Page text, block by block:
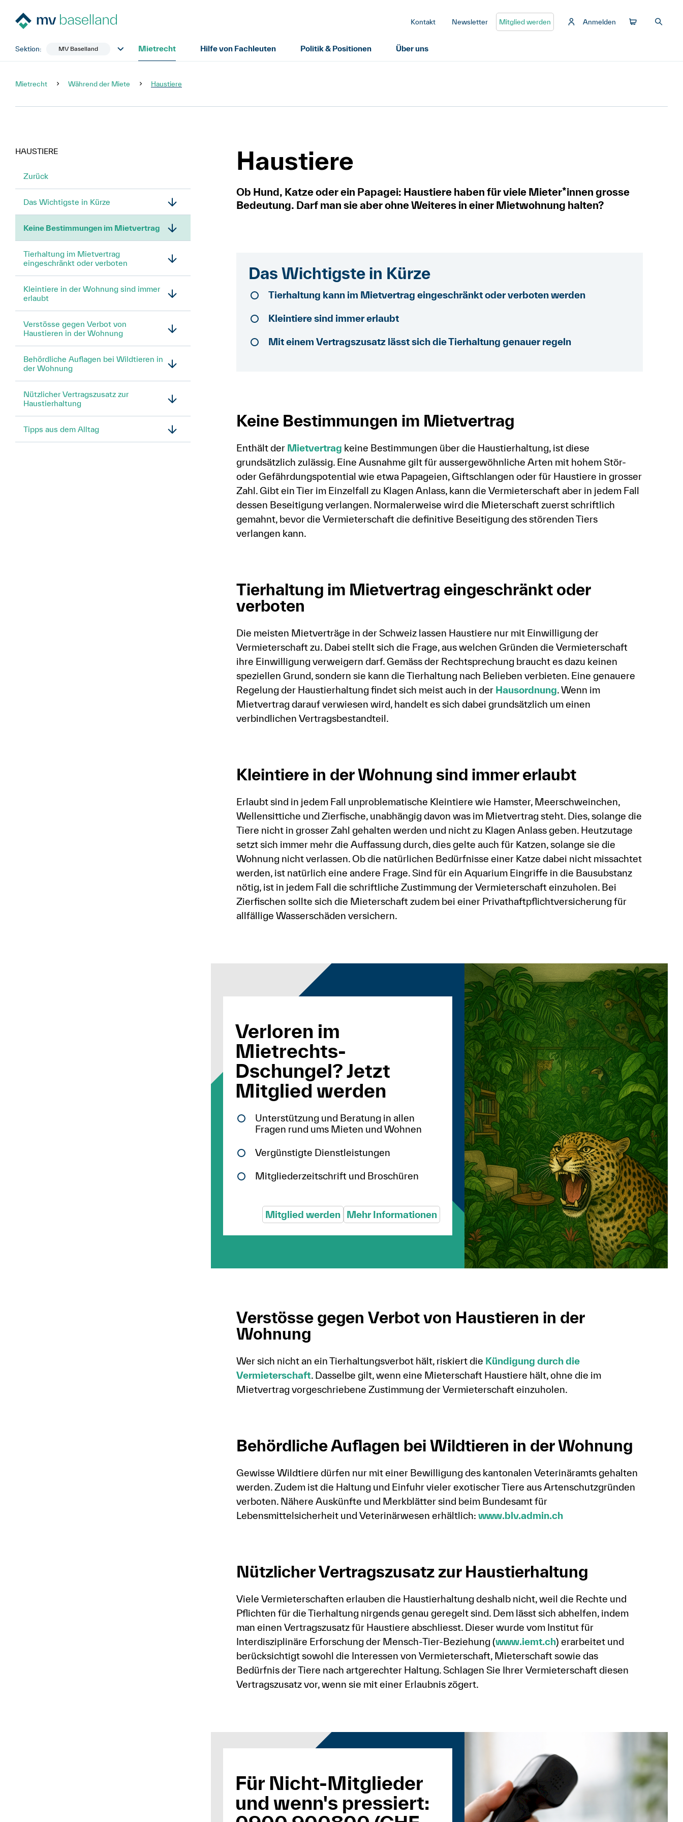
Kontakt Newsletter Mitglied werden Anmelden
Sektion: MV Baselland Mietrecht Hilfe von Fachleuten Politik & Positionen Über uns
Mietrecht Während der Miete Haustiere
HAUSTIERE
Zurück
Das Wichtigste in Kürze
Keine Bestimmungen im Mietvertrag
Tierhaltung im Mietvertrag
eingeschränkt oder verboten
Kleintiere in der Wohnung sind immer
erlaubt
Verstösse gegen Verbot von
Haustieren in der Wohnung
Behördliche Auflagen bei Wildtieren in
der Wohnung
Nützlicher Vertragszusatz zur
Haustierhaltung
Tipps aus dem Alltag
Haustiere
Ob Hund, Katze oder ein Papagei: Haustiere haben für viele Mieter*innen grosse
Bedeutung. Darf man sie aber ohne Weiteres in einer Mietwohnung halten?
Das Wichtigste in Kürze
Tierhaltung kann im Mietvertrag eingeschränkt oder verboten werden
Kleintiere sind immer erlaubt
Mit einem Vertragszusatz lässt sich die Tierhaltung genauer regeln
Keine Bestimmungen im Mietvertrag
Enthält der Mietvertrag keine Bestimmungen über die Haustierhaltung, ist diese
grundsätzlich zulässig. Eine Ausnahme gilt für aussergewöhnliche Arten mit hohem Stör-
oder Gefährdungspotential wie etwa Papageien, Giftschlangen oder für Haustiere in grosser
Zahl. Gibt ein Tier im Einzelfall zu Klagen Anlass, kann die Vermieterschaft aber in jedem Fall
dessen Beseitigung verlangen. Normalerweise wird die Mieterschaft zuerst schriftlich
gemahnt, bevor die Vermieterschaft die definitive Beseitigung des störenden Tiers
verlangen kann.
Tierhaltung im Mietvertrag eingeschränkt oder
verboten
Die meisten Mietverträge in der Schweiz lassen Haustiere nur mit Einwilligung der
Vermieterschaft zu. Dabei stellt sich die Frage, aus welchen Gründen die Vermieterschaft
ihre Einwilligung verweigern darf. Gemäss der Rechtsprechung braucht es dazu keinen
speziellen Grund, sondern sie kann die Tierhaltung nach Belieben verbieten. Eine genauere
Regelung der Haustierhaltung findet sich meist auch in der Hausordnung. Wenn im
Mietvertrag darauf verwiesen wird, handelt es sich dabei grundsätzlich um einen
verbindlichen Vertragsbestandteil.
Kleintiere in der Wohnung sind immer erlaubt
Erlaubt sind in jedem Fall unproblematische Kleintiere wie Hamster, Meerschweinchen,
Wellensittiche und Zierfische, unabhängig davon was im Mietvertrag steht. Dies, solange die
Tiere nicht in grosser Zahl gehalten werden und nicht zu Klagen Anlass geben. Heutzutage
setzt sich immer mehr die Auffassung durch, dies gelte auch für Katzen, solange sie die
Wohnung nicht verlassen. Ob die natürlichen Bedürfnisse einer Katze dabei nicht missachtet
werden, ist natürlich eine andere Frage. Sind für ein Aquarium Eingriffe in die Bausubstanz
nötig, ist in jedem Fall die schriftliche Zustimmung der Vermieterschaft einzuholen. Bei
Zierfischen sollte sich die Mieterschaft zudem bei einer Privathaftpflichtversicherung für
allfällige Wasserschäden versichern.
Verloren im
Mietrechts-
Dschungel? Jetzt
Mitglied werden
Unterstützung und Beratung in allen
Fragen rund ums Mieten und Wohnen
Vergünstigte Dienstleistungen
Mitgliederzeitschrift und Broschüren
Mitglied werden Mehr Informationen
Verstösse gegen Verbot von Haustieren in der
Wohnung
Wer sich nicht an ein Tierhaltungsverbot hält, riskiert die Kündigung durch die
Vermieterschaft. Dasselbe gilt, wenn eine Mieterschaft Haustiere hält, ohne die im
Mietvertrag vorgeschriebene Zustimmung der Vermieterschaft einzuholen.
Behördliche Auflagen bei Wildtieren in der Wohnung
Gewisse Wildtiere dürfen nur mit einer Bewilligung des kantonalen Veterinäramts gehalten
werden. Zudem ist die Haltung und Einfuhr vieler exotischer Tiere aus Artenschutzgründen
verboten. Nähere Auskünfte und Merkblätter sind beim Bundesamt für
Lebensmittelsicherheit und Veterinärwesen erhältlich: www.blv.admin.ch
Nützlicher Vertragszusatz zur Haustierhaltung
Viele Vermieterschaften erlauben die Haustierhaltung deshalb nicht, weil die Rechte und
Pflichten für die Tierhaltung nirgends genau geregelt sind. Dem lässt sich abhelfen, indem
man einen Vertragszusatz für Haustiere abschliesst. Dieser wurde vom Institut für
Interdisziplinäre Erforschung der Mensch-Tier-Beziehung (www.iemt.ch) erarbeitet und
berücksichtigt sowohl die Interessen von Vermieterschaft, Mieterschaft sowie das
Bedürfnis der Tiere nach artgerechter Haltung. Schlagen Sie Ihrer Vermieterschaft diesen
Vertragszusatz vor, wenn sie mit einer Erlaubnis zögert.
Für Nicht-Mitglieder
und wenn's pressiert: